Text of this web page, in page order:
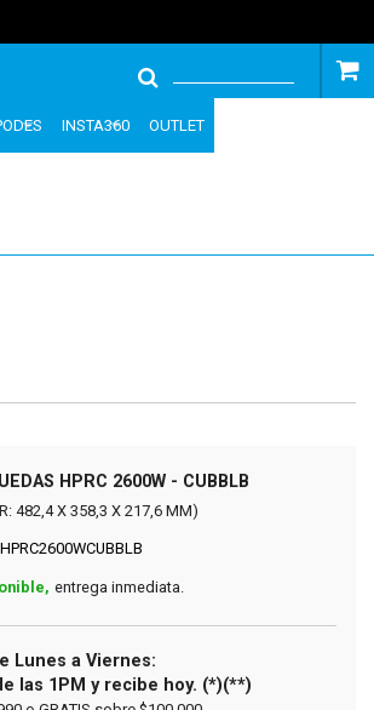
INSTA360 OUTLET
HPRC 2600W - CUBBLB
482,4 X 358,3 X 217,6 MM)
HPRC2600WCUBBLB
entrega inmediata.
Lunes a Viernes:
las 1PM y recibe hoy. (*)(**)